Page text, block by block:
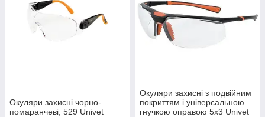
Окуляри захисні чорно-
помаранчеві, 529 Univet
Окуляри захисні з подвійним
покриттям і універсальною
гнучкою оправою 5х3 Univet